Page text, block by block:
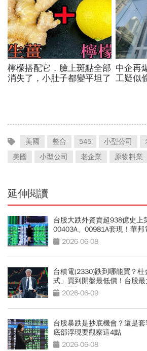
檸檬搭配它，臉上斑點全部
消失了，小肚子都變平坦了
中企再
工疑似
美國 整合 545 小型公司
美國
小型公司 老企業 原物料業
延伸閱讀
台股大跌外資賣超938億史上
00403A、00981A套現！華
動向2026-06-08
台積電(2330)跌到哪能買？
式」買到開盤最低價！台股
止跌指標股」
2026-06-09
台股暴跌是抄底機會？還是套
底部浮現要觀察這4點
2026-06-08